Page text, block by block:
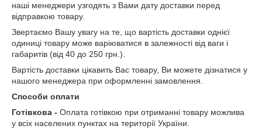
наші менеджери узгодять з Вами дату доставки перед
відправкою товару.
Звертаємо Вашу увагу на те, що вартість доставки однієї
одиниці товару може варіюватися в залежності від ваги і
габаритів (від 40 до 250 грн.).
Вартість доставки цікавить Вас товару, Ви можете дізнатися у
нашого менеджера при оформленні замовлення.
Способи оплати
Готівкова - Оплата готівкою при отриманні товару можлива
у всіх населених пунктах на території України.